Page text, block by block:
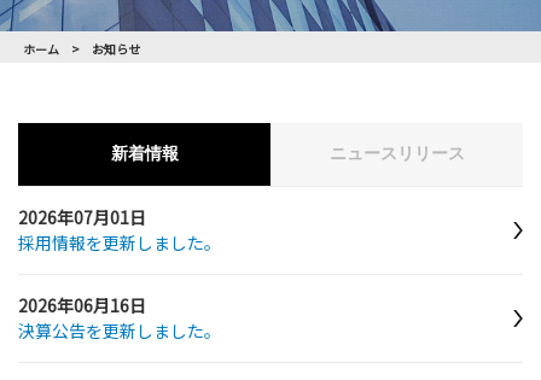
ホーム お知らせ
新着情報 ニュースリリース
2026年07月01日
採用情報を更新しました。
2026年06月16日
決算公告を更新しました。